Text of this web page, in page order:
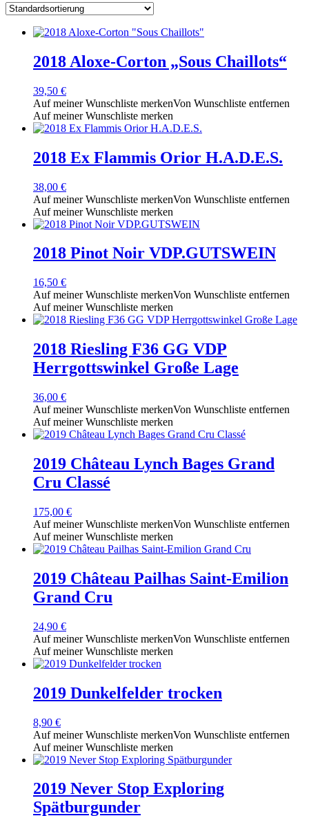
2018 Aloxe-Corton „Sous Chaillots“
39,50 €
Auf meiner Wunschliste merkenVon Wunschliste entfernen
Auf meiner Wunschliste merken
2018 Ex Flammis Orior H.A.D.E.S.
38,00 €
Auf meiner Wunschliste merkenVon Wunschliste entfernen
Auf meiner Wunschliste merken
2018 Pinot Noir VDP.GUTSWEIN
16,50 €
Auf meiner Wunschliste merkenVon Wunschliste entfernen
Auf meiner Wunschliste merken
2018 Riesling F36 GG VDP
Herrgottswinkel Große Lage
36,00 €
Auf meiner Wunschliste merkenVon Wunschliste entfernen
Auf meiner Wunschliste merken
2019 Château Lynch Bages Grand
Cru Classé
175,00 €
Auf meiner Wunschliste merkenVon Wunschliste entfernen
Auf meiner Wunschliste merken
2019 Château Pailhas Saint-Emilion
Grand Cru
24,90 €
Auf meiner Wunschliste merkenVon Wunschliste entfernen
Auf meiner Wunschliste merken
2019 Dunkelfelder trocken
8,90 €
Auf meiner Wunschliste merkenVon Wunschliste entfernen
Auf meiner Wunschliste merken
2019 Never Stop Exploring
Spätburgunder